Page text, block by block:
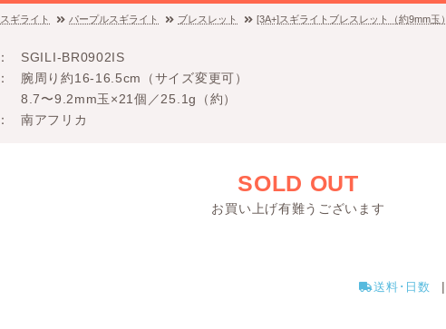
スギライト パープルスギライト ブレスレット [3A+]スギライトブレスレット（約9mm玉）
SGILI-BR0902IS
腕周り約16-16.5cm（サイズ変更可）
8.7〜9.2mm玉×21個／25.1g（約）
南アフリカ
SOLD OUT
お買い上げ有難うございます
送料･日数